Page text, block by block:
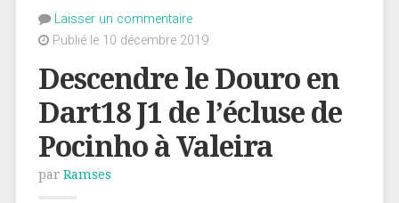
Laisser un commentaire
Publié le 10 décembre 2019
Descendre le Douro en
Dart18 J1 de l’écluse de
Pocinho à Valeira
par Ramses